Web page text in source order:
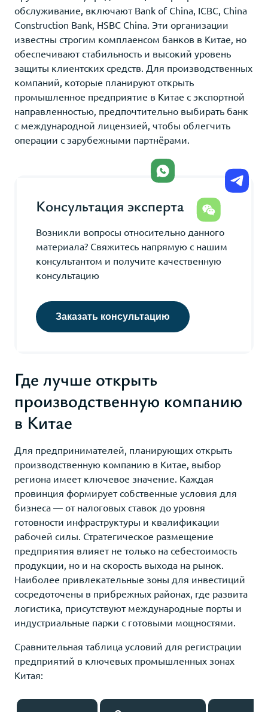
обслуживание, включают Bank of China, ICBC, China
Construction Bank, HSBC China. Эти организации
известны строгим комплаенсом банков в Китае, но
обеспечивают стабильность и высокий уровень
защиты клиентских средств. Для производственных
компаний, которые планируют открыть
промышленное предприятие в Китае с экспортной
направленностью, предпочтительно выбирать банк
с международной лицензией, чтобы облегчить
операции с зарубежными партнёрами.
Консультация эксперта
Возникли вопросы относительно данного
материала? Свяжитесь напрямую с нашим
консультантом и получите качественную
консультацию
Заказать консультацию
Где лучше открыть
производственную компанию
в Китае
Для предпринимателей, планирующих открыть
производственную компанию в Китае, выбор
региона имеет ключевое значение. Каждая
провинция формирует собственные условия для
бизнеса — от налоговых ставок до уровня
готовности инфраструктуры и квалификации
рабочей силы. Стратегическое размещение
предприятия влияет не только на себестоимость
продукции, но и на скорость выхода на рынок.
Наиболее привлекательные зоны для инвестиций
сосредоточены в прибрежных районах, где развита
логистика, присутствуют международные порты и
индустриальные парки с готовыми мощностями.
Сравнительная таблица условий для регистрации
предприятий в ключевых промышленных зонах
Китая: